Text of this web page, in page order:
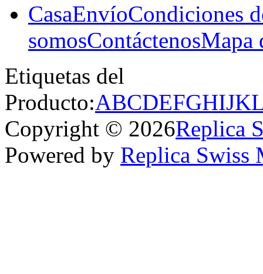
CasaEnvíoCondiciones
somosContáctenosMapa
Etiquetas del
Producto:ABCDEFGHIJK
Copyright © 2026Replica
Powered by Replica Swiss